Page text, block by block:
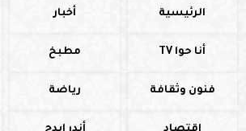
الرئيسية أخبار
أنا حوا TV مطبخ
فنون وثقافة رياضة